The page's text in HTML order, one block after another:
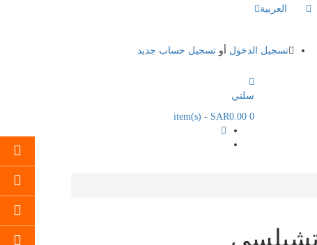
العربية
تسجيل الدخول أو تسجيل حساب جديد
سلتي
0
item(s)
- SAR0.00